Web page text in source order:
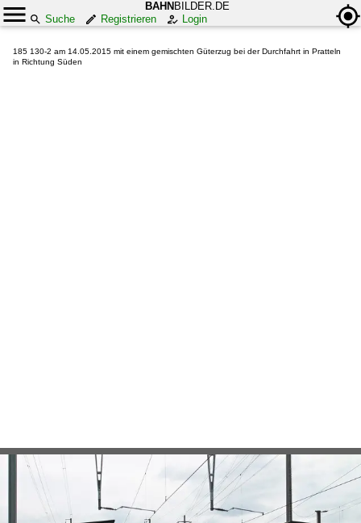
BAHN BILDER.DE
Suche
Registrieren Login
185 130-2 am 14.05.2015 mit einem gemischten Güterzug bei der Durchfahrt in Pratteln
in Richtung Süden